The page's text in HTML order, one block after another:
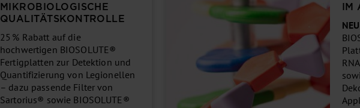
MIKROBIOLOGISCHE
QUALITÄTSKONTROLLE
25 % Rabatt auf die
hochwertigen BIOSOLUTE®
Fertigplatten zur Detektion und
Quantifizierung von Legionellen
– dazu passende Filter von
Sartorius® sowie BIOSOLUTE®
IM